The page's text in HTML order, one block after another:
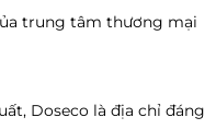
trung tâm thương mại
Doseco là địa chỉ đáng